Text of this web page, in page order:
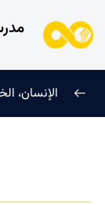
الإنسان،